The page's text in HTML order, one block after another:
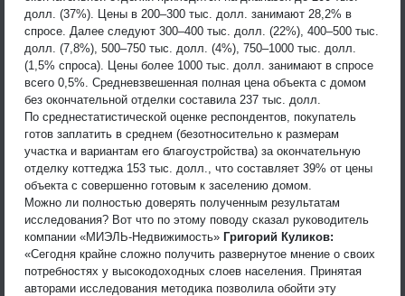
долл. (37%). Цены в 200–300 тыс. долл. занимают 28,2% в
спросе. Далее следуют 300–400 тыс. долл. (22%), 400–500 тыс.
долл. (7,8%), 500–750 тыс. долл. (4%), 750–1000 тыс. долл.
(1,5% спроса). Цены более 1000 тыс. долл. занимают в спросе
всего 0,5%. Средневзвешенная полная цена объекта с домом
без окончательной отделки составила 237 тыс. долл.
По среднестатистической оценке респондентов, покупатель
готов заплатить в среднем (безотносительно к размерам
участка и вариантам его благоустройства) за окончательную
отделку коттеджа 153 тыс. долл., что составляет 39% от цены
объекта с совершенно готовым к заселению домом.
Можно ли полностью доверять полученным результатам
исследования? Вот что по этому поводу сказал руководитель
компании «МИЭЛЬ-Недвижимость» Григорий Куликов:
«Сегодня крайне сложно получить развернутое мнение о своих
потребностях у высокодоходных слоев населения. Принятая
авторами исследования методика позволила обойти эту